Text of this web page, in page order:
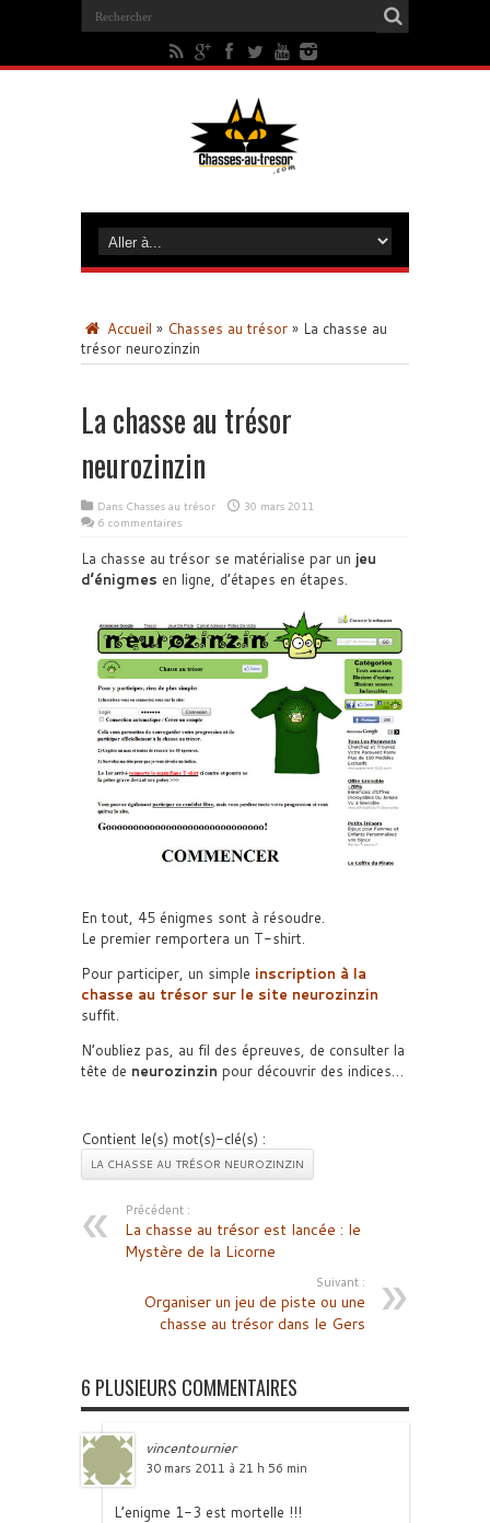
Accueil » Chasses au trésor » La chasse au
trésor neurozinzin
La chasse au trésor
neurozinzin
Dans Chasses au trésor
30 mars 2011
6 commentaires
La chasse au trésor se matérialise par un jeu
d’énigmes en ligne, d’étapes en étapes.
En tout, 45 énigmes sont à résoudre.
Le premier remportera un T-shirt.
Pour participer, un simple inscription à la
chasse au trésor sur le site neurozinzin
suffit.
N’oubliez pas, au fil des épreuves, de consulter la
tête de neurozinzin pour découvrir des indices…
Contient le(s) mot(s)-clé(s) :
LA CHASSE AU TRÉSOR NEUROZINZIN
Précédent :
La chasse au trésor est lancée : le
Mystère de la Licorne
Suivant :
Organiser un jeu de piste ou une
chasse au trésor dans le Gers
6 PLUSIEURS COMMENTAIRES
vincentournier
30 mars 2011 à 21 h 56 min
L’enigme 1-3 est mortelle !!!